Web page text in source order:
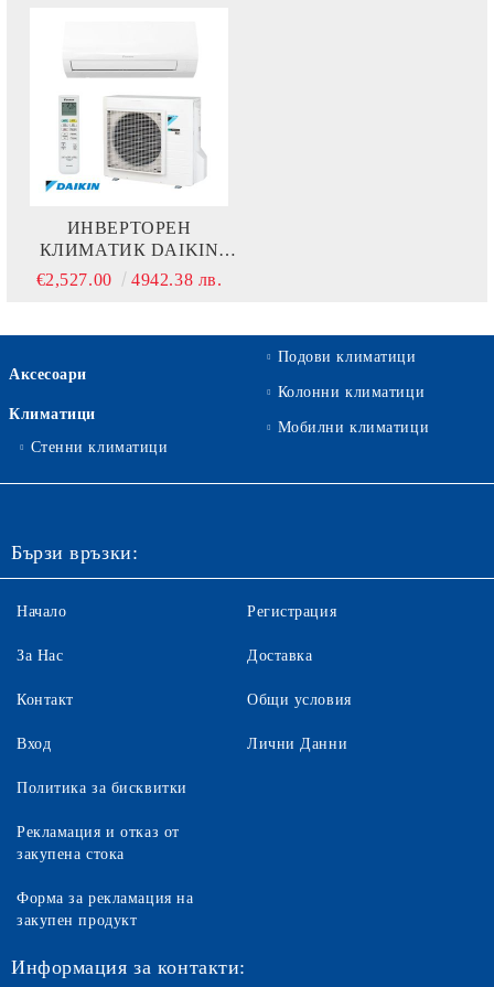
ИНВЕРТОРЕН
КЛИМАТИК DAIKIN
SENSIRA FTXF71D +
€2,527.00 4942.38 лв.
Аксесоари
Климатици
Стенни климатици
Подови климатици
Колонни климатици
Мобилни климатици
Бързи връзки:
Начало
За Нас
Контакт
Вход
Регистрация
Доставка
Общи условия
Лични Данни
Политика за бисквитки
Рекламация и отказ от
закупена стока
Форма за рекламация на
закупен продукт
Информация за контакти: